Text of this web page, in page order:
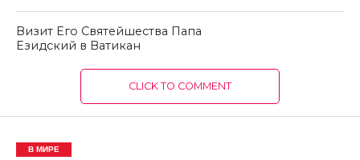
Визит Его Святейшества Папа
Езидский в Ватикан
CLICK TO COMMENT
В МИРЕ